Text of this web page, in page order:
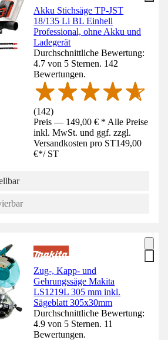
Akku Stichsäge TP-JST
18/135 Li BL Einhell
Professional, ohne Akku und
Ladegerät
Durchschnittliche Bewertung:
4.7 von 5 Sternen. 142
Bewertungen.
(142)
Preis — 149,00 € * Alle Preise
inkl. MwSt. und ggf. zzgl.
Versandkosten pro ST149,00
€*/ ST
Zug-, Kapp- und
Gehrungssäge Makita
LS1219L 305 mm inkl.
Sägeblatt 305x30mm
Durchschnittliche Bewertung:
4.9 von 5 Sternen. 11
Bewertungen.